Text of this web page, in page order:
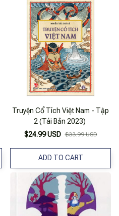
Truyện Cổ Tích Việt Nam - Tập
2 (Tái Bản 2023)
$24.99 USD $33.99 USD
ADD TO CART